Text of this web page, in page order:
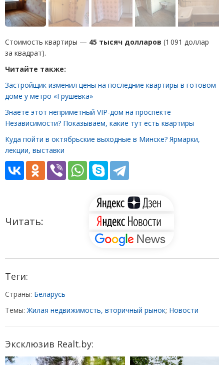
Стоимость квартиры — 45 тысяч долларов (1 091 доллар
за квадрат).
Читайте также:
Застройщик изменил цены на последние квартиры в готовом
доме у метро «Грушевка»
Знаете этот неприметный VIP-дом на проспекте
Независимости? Показываем, какие тут есть квартиры
Куда пойти в октябрьские выходные в Минске? Ярмарки,
лекции, выставки
Читать:
Теги:
Страны: Беларусь
Темы:Жилая недвижимость, вторичный рынок; Новости
Эксклюзив Realt.by: